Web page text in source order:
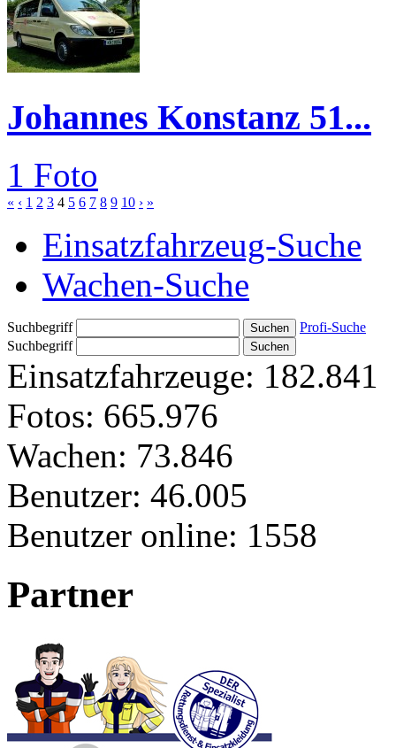
Johannes Konstanz 51...
1 Foto
« ‹ 1 2 3 4 5 6 7 8 9 10 › »
Einsatzfahrzeug-Suche
Wachen-Suche
Suchbegriff
Profi-Suche
Suchbegriff
Einsatzfahrzeuge: 182.841
Fotos: 665.976
Wachen: 73.846
Benutzer: 46.005
Benutzer online: 1558
Partner